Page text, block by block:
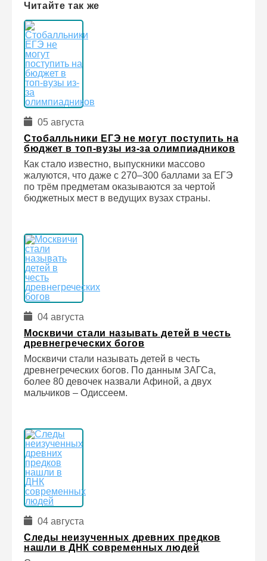
Читайте так же
05 августа
Стобалльники ЕГЭ не могут поступить на
бюджет в топ-вузы из-за олимпиадников
Как стало известно, выпускники массово
жалуются, что даже с 270–300 баллами за ЕГЭ
по трём предметам оказываются за чертой
бюджетных мест в ведущих вузах страны.
04 августа
Москвичи стали называть детей в честь
древнегреческих богов
Москвичи стали называть детей в честь
древнегреческих богов. По данным ЗАГСа,
более 80 девочек назвали Афиной, а двух
мальчиков – Одиссеем.
04 августа
Следы неизученных древних предков
нашли в ДНК современных людей